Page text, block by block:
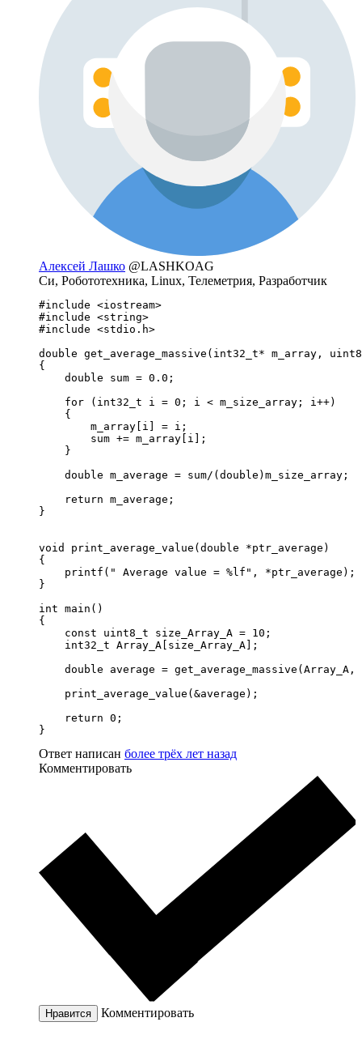
Алексей Лашко @LASHKOAG
Си, Робототехника, Linux, Телеметрия, Разработчик
#include <iostream>
#include <string>
#include <stdio.h>
double get_average_massive(int32_t* m_array,
{
    double sum = 0.0;
    for (int32_t i = 0; i < m_size_array; i++)
    {
        m_array[i] = i;
        sum += m_array[i];
    }
    double m_average = sum/(double)m_size_array;
    return m_average;
}
void print_average_value(double *ptr_average)
{
    printf(" Average value = %lf", *ptr_average);
}
int main()
{
    const uint8_t size_Array_A = 10;
    int32_t Array_A[size_Array_A];
double average = get_average_massive(Array_A,
    print_average_value(&average);
    return 0;
}
Ответ написан более трёх лет назад
Комментировать
Нравится Комментировать